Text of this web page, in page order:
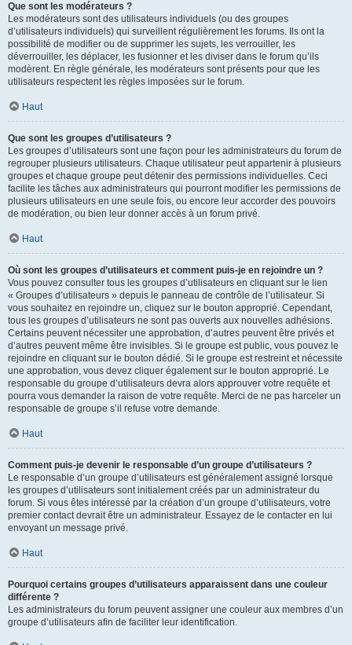
Que sont les modérateurs ?
Les modérateurs sont des utilisateurs individuels (ou des groupes
d’utilisateurs individuels) qui surveillent régulièrement les forums. Ils ont la
possibilité de modifier ou de supprimer les sujets, les verrouiller, les
déverrouiller, les déplacer, les fusionner et les diviser dans le forum qu’ils
modèrent. En règle générale, les modérateurs sont présents pour que les
utilisateurs respectent les règles imposées sur le forum.
Haut
Que sont les groupes d’utilisateurs ?
Les groupes d’utilisateurs sont une façon pour les administrateurs du forum de
regrouper plusieurs utilisateurs. Chaque utilisateur peut appartenir à plusieurs
groupes et chaque groupe peut détenir des permissions individuelles. Ceci
facilite les tâches aux administrateurs qui pourront modifier les permissions de
plusieurs utilisateurs en une seule fois, ou encore leur accorder des pouvoirs
de modération, ou bien leur donner accès à un forum privé.
Haut
Où sont les groupes d’utilisateurs et comment puis-je en rejoindre un ?
Vous pouvez consulter tous les groupes d’utilisateurs en cliquant sur le lien
« Groupes d’utilisateurs » depuis le panneau de contrôle de l’utilisateur. Si
vous souhaitez en rejoindre un, cliquez sur le bouton approprié. Cependant,
tous les groupes d’utilisateurs ne sont pas ouverts aux nouvelles adhésions.
Certains peuvent nécessiter une approbation, d’autres peuvent être privés et
d’autres peuvent même être invisibles. Si le groupe est public, vous pouvez le
rejoindre en cliquant sur le bouton dédié. Si le groupe est restreint et nécessite
une approbation, vous devez cliquer également sur le bouton approprié. Le
responsable du groupe d’utilisateurs devra alors approuver votre requête et
pourra vous demander la raison de votre requête. Merci de ne pas harceler un
responsable de groupe s’il refuse votre demande.
Haut
Comment puis-je devenir le responsable d’un groupe d’utilisateurs ?
Le responsable d’un groupe d’utilisateurs est généralement assigné lorsque
les groupes d’utilisateurs sont initialement créés par un administrateur du
forum. Si vous êtes intéressé par la création d’un groupe d’utilisateurs, votre
premier contact devrait être un administrateur. Essayez de le contacter en lui
envoyant un message privé.
Haut
Pourquoi certains groupes d’utilisateurs apparaissent dans une couleur
différente ?
Les administrateurs du forum peuvent assigner une couleur aux membres d’un
groupe d’utilisateurs afin de faciliter leur identification.